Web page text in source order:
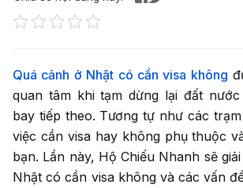
Quá cảnh ở Nhật có cần visa không
quan tâm khi tạm dừng lại đất
bay tiếp theo. Tương tự như các
việc cần visa hay không phụ thuộc
bạn. Lần này, Hộ Chiếu Nhanh sẽ
Nhật có cần visa không và các vấn
Họ và tên của bạn
Điện thoại
Nhập số điện thoại